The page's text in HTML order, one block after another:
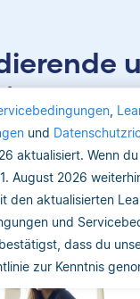
,
und
aktualisiert. Wenn
August 2026
den aktualisierten
und
dass du
zur Kenntnis
innen
uns